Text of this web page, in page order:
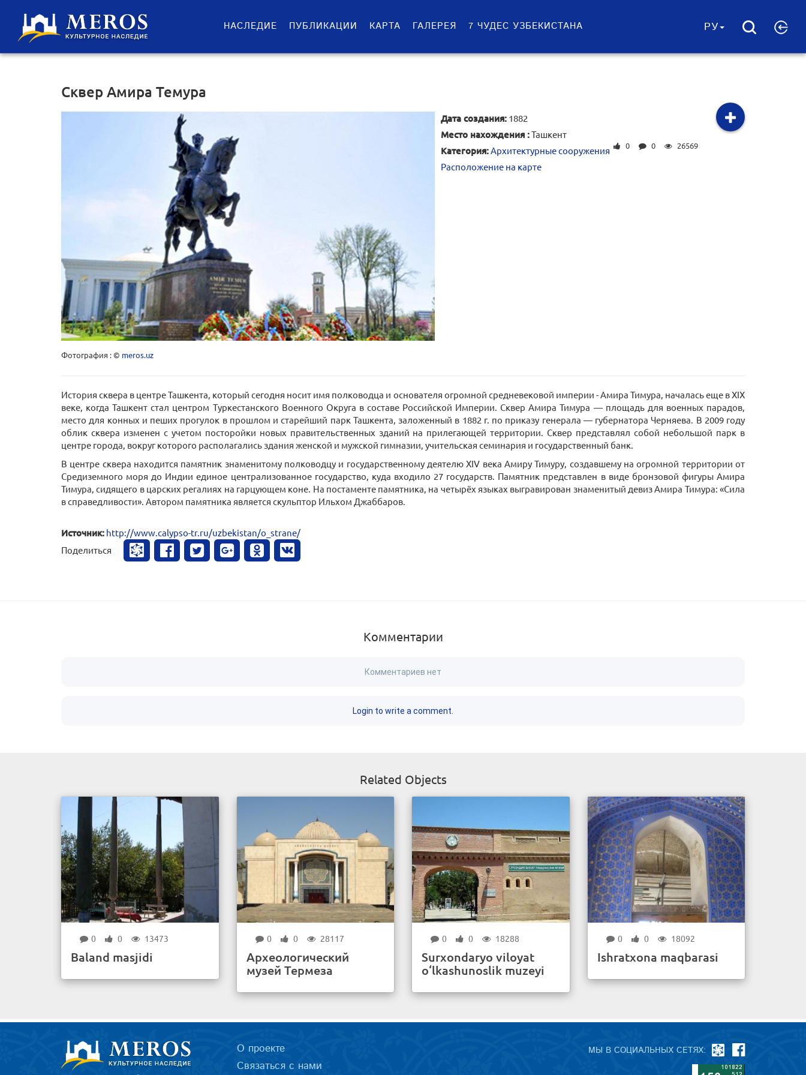
НАСЛЕДИЕ ПУБЛИКАЦИИ КАРТА ГАЛЕРЕЯ 7 ЧУДЕС УЗБЕКИСТАНА РУ
Сквер Амира Темура
Фотография : © meros.uz
Дата создания: 1882
Место нахождения :Ташкент
Категория:Архитектурные сооружения
Расположение на карте
0 0 26569
История сквера в центре Ташкента, который сегодня носит имя полководца и основателя огромной средневековой империи - Амира Тимура, началась еще в XIX
веке, когда Ташкент стал центром Туркестанского Военного Округа в составе Российской Империи. Сквер Амира Тимура — площадь для военных парадов,
место для конных и пеших прогулок в прошлом и старейший парк Ташкента, заложенный в 1882 г. по приказу генерала — губернатора Черняева. В 2009 году
облик сквера изменен с учетом посторойки новых правительственных зданий на прилегающей территории. Сквер представлял собой небольшой парк в
центре города, вокруг которого располагались здания женской и мужской гимназии, учительская семинария и государственный банк.
В центре сквера находится памятник знаменитому полководцу и государственному деятелю XIV века Амиру Тимуру, создавшему на огромной территории от
Средиземного моря до Индии единое централизованное государство, куда входило 27 государств. Памятник представлен в виде бронзовой фигуры Амира
Тимура, сидящего в царских регалиях на гарцующем коне. На постаменте памятника, на четырёх языках выгравирован знаменитый девиз Амира Тимура: «Сила
в справедливости». Автором памятника является скульптор Ильхом Джаббаров.
Источник: http://www.calypso-tr.ru/uzbekistan/o_strane/
Поделиться
Комментарии
Комментариев нет
Login to write a comment.
Related Objects
0 0 13473
Baland masjidi
0 0 28117
Археологический
музей Термеза
0 0 18288
Surxondaryo viloyat
o‘lkashunoslik muzeyi
0 0 18092
Ishratxona maqbarasi
О проекте
Связаться с нами
МЫ В СОЦИАЛЬНЫХ СЕТЯХ: